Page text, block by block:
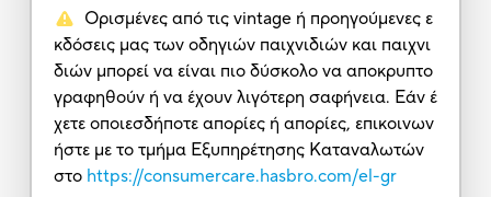
Ορισμένες από τις vintage ή προηγούμενες ε
κδόσεις μας των οδηγιών παιχνιδιών και παιχνι
διών μπορεί να είναι πιο δύσκολο να αποκρυπτο
γραφηθούν ή να έχουν λιγότερη σαφήνεια. Εάν έ
χετε οποιεσδήποτε απορίες ή απορίες, επικοινων
ήστε με το τμήμα Εξυπηρέτησης Καταναλωτών
στο https://consumercare.hasbro.com/el-gr